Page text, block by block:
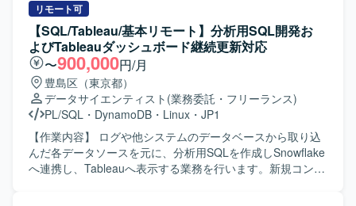
の更改業務をご担当いただきます。現行システム環境を踏
まえたサーバの設計・構築や、更改に伴う各種設定変更、
動作検証や試験実施などを行っていただきます。 【求める
人物像】 サーバ更改プロジェクトにおいて主体的に業務を
進めていただける方を求めております。関係者と連携しな
がら課題整理や調整を行い、安定したシステム稼働に向け
て責任感を持って取り組んでいただける方が望ましいで
す。 【ポジションの魅力】 Windows Serverを中心とした
インフラ構築から試験までの工程を一貫してご担当いただ
けますので、更改案件における実務経験を幅広く積むこと
ができます。現行システム環境に関する各種プロダクトに
リモート可
【SQL/Tableau/基本リモート】分析用SQL開発お
よびTableauダッシュボード継続更新対応
〜900,000円/月
豊島区（東京都）
データサイエンティスト (業務委託・フリーランス)
PL/SQL ・ DynamoDB ・ Linux ・ JP1
【作業内容】 ログや他システムのデータベースから取り込
んだ各データソースを元に、分析用SQLを作成しSnowflake
へ連携し、Tableauへ表示する業務を行います。新規コンテ